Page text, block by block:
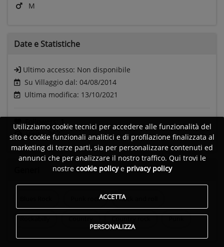
M
Date e Statistiche
Ultimo accesso: Non disponibile
Su Villaggio dal: 04/08/2014
Ultima modifica: 13/10/2021
Visite:267
Punk rock Rock and roll
Utilizziamo cookie tecnici per accedere alle funzionalità del
sito e cookie funzionali analitici e di profilazione finalizzata al
marketing di terze parti, sia per personalizzare contenuti ed
annunci che per analizzare il nostro traffico. Qui trovi le
nostre cookie policye privacy policy
ACCETTA
PERSONALIZZA